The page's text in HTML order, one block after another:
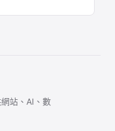
站、AI、數